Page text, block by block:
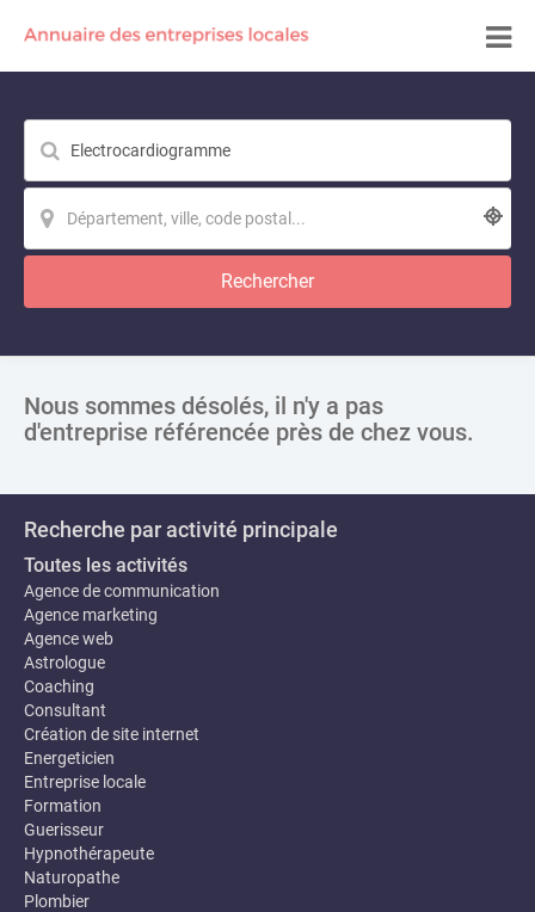
Rechercher
Nous sommes désolés, il n'y a pas
d'entreprise référencée près de chez vous.
Recherche par activité principale
Toutes les activités
Agence de communication
Agence marketing
Agence web
Astrologue
Coaching
Consultant
Création de site internet
Energeticien
Entreprise locale
Formation
Guerisseur
Hypnothérapeute
Naturopathe
Plombier